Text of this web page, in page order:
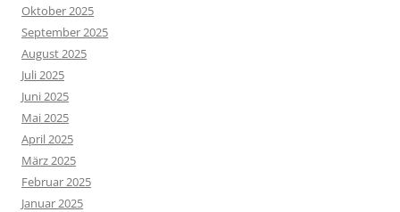
Oktober 2025
September 2025
August 2025
Juli 2025
Juni 2025
Mai 2025
April 2025
März 2025
Februar 2025
Januar 2025